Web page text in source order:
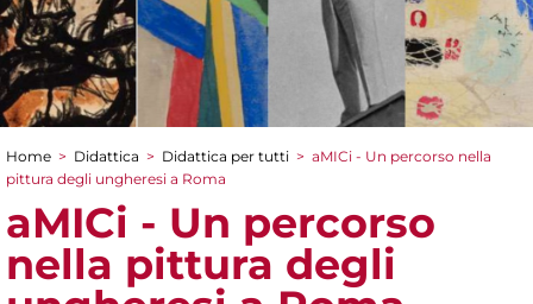
Tu sei qui
Home > Didattica > Didattica per tutti > aMICi - Un percorso nella
pittura degli ungheresi a Roma
aMICi - Un percorso
nella pittura degli